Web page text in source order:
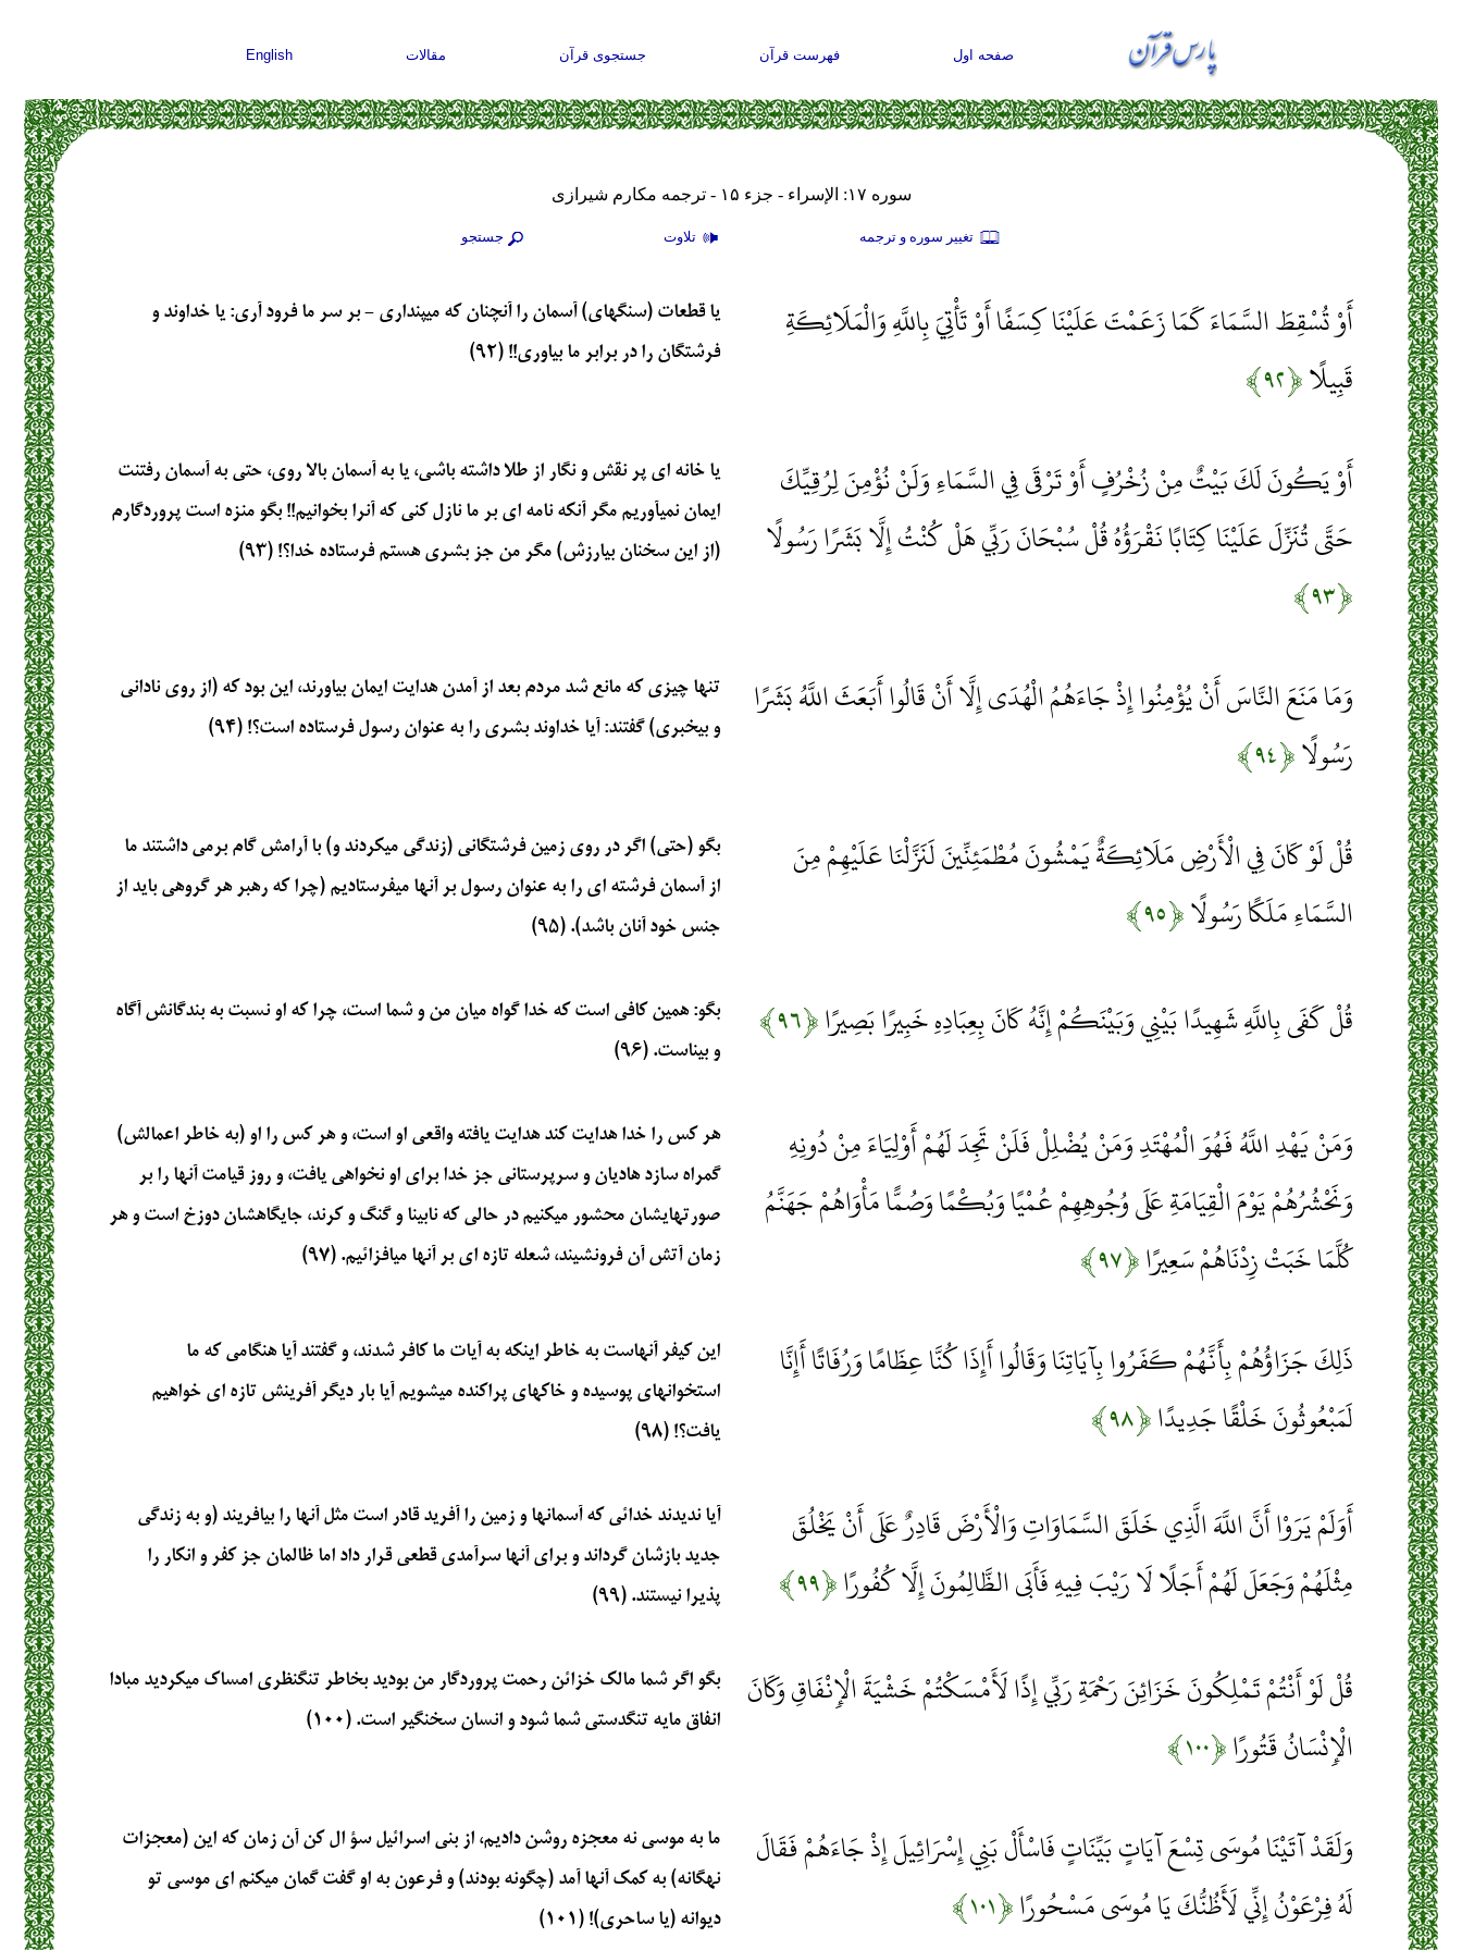
صفحه اول فهرست قرآن جستجوی قرآن مقالات English
سوره ۱۷: الإسراء - جزء ۱۵ - ترجمه مکارم شیرازی
تغيير سوره و ترجمه تلاوت جستجو
أَوْ تُسْقِطَ السَّمَاءَ كَمَا زَعَمْتَ عَلَيْنَا كِسَفًا أَوْ تَأْتِيَ بِاللَّهِ وَالْمَلَائِكَةِ
قَبِيلًا﴿۹۲﴾
يا قطعات (سنگهاي) آسمان را آنچنان كه مي‏پنداري - بر سر ما فرود آري: يا خداوند و
فرشتگان را در برابر ما بياوري!! (۹۲)
أَوْ يَكُونَ لَكَ بَيْتٌ مِنْ زُخْرُفٍ أَوْ تَرْقَى فِي السَّمَاءِ وَلَنْ نُؤْمِنَ لِرُقِيِّكَ
حَتَّى تُنَزِّلَ عَلَيْنَا كِتَابًا نَقْرَؤُهُ قُلْ سُبْحَانَ رَبِّي هَلْ كُنْتُ إِلَّا بَشَرًا رَسُولًا
﴿۹۳﴾
يا خانه‏ اي پر نقش و نگار از طلا داشته باشي، يا به آسمان بالا روي، حتي به آسمان رفتنت
ايمان نمي‏آوريم مگر آنكه نامه‏ اي بر ما نازل كني كه آنرا بخوانيم!! بگو منزه است پروردگارم
(از اين سخنان بيارزش) مگر من جز بشري هستم فرستاده خدا؟! (۹۳)
وَمَا مَنَعَ النَّاسَ أَنْ يُؤْمِنُوا إِذْ جَاءَهُمُ الْهُدَى إِلَّا أَنْ قَالُوا أَبَعَثَ اللَّهُ بَشَرًا
رَسُولًا﴿۹۴﴾
تنها چيزي كه مانع شد مردم بعد از آمدن هدايت ايمان بياورند، اين بود كه (از روي ناداني
و بيخبري) گفتند: آيا خداوند بشري را به عنوان رسول فرستاده است؟! (۹۴)
قُلْ لَوْ كَانَ فِي الْأَرْضِ مَلَائِكَةٌ يَمْشُونَ مُطْمَئِنِّينَ لَنَزَّلْنَا عَلَيْهِمْ مِنَ
السَّمَاءِ مَلَكًا رَسُولًا﴿۹۵﴾
بگو (حتي) اگر در روي زمين فرشتگاني (زندگي مي‏كردند و) با آرامش گام برمي داشتند ما
از آسمان فرشته‏ اي را به عنوان رسول بر آنها مي‏فرستاديم (چرا كه رهبر هر گروهي بايد از
جنس خود آنان باشد). (۹۵)
قُلْ كَفَى بِاللَّهِ شَهِيدًا بَيْنِي وَبَيْنَكُمْ إِنَّهُ كَانَ بِعِبَادِهِ خَبِيرًا بَصِيرًا﴿۹۶﴾
بگو: همين كافي است كه خدا گواه ميان من و شما است، چرا كه او نسبت به بندگانش آگاه
و بيناست. (۹۶)
وَمَنْ يَهْدِ اللَّهُ فَهُوَ الْمُهْتَدِ وَمَنْ يُضْلِلْ فَلَنْ تَجِدَ لَهُمْ أَوْلِيَاءَ مِنْ دُونِهِ
وَنَحْشُرُهُمْ يَوْمَ الْقِيَامَةِ عَلَى وُجُوهِهِمْ عُمْيًا وَبُكْمًا وَصُمًّا مَأْوَاهُمْ جَهَنَّمُ
كُلَّمَا خَبَتْ زِدْنَاهُمْ سَعِيرًا﴿۹۷﴾
هر كس را خدا هدايت كند هدايت يافته واقعي او است، و هر كس را او (به خاطر اعمالش)
گمراه سازد هاديان و سرپرستاني جز خدا براي او نخواهي يافت، و روز قيامت آنها را بر
صورتهايشان محشور ميكنيم در حالي كه نابينا و گنگ و كرند، جايگاهشان دوزخ است و هر
زمان آتش آن فرونشيند، شعله تازه‏ اي بر آنها مي‏افزائيم. (۹۷)
ذَلِكَ جَزَاؤُهُمْ بِأَنَّهُمْ كَفَرُوا بِآيَاتِنَا وَقَالُوا أَإِذَا كُنَّا عِظَامًا وَرُفَاتًا أَإِنَّا
لَمَبْعُوثُونَ خَلْقًا جَدِيدًا﴿۹۸﴾
اين كيفر آنهاست به خاطر اينكه به آيات ما كافر شدند، و گفتند آيا هنگامي كه ما
استخوانهاي پوسيده و خاكهاي پراكنده ميشويم آيا بار ديگر آفرينش تازه‏ اي خواهيم
يافت؟! (۹۸)
أَوَلَمْ يَرَوْا أَنَّ اللَّهَ الَّذِي خَلَقَ السَّمَاوَاتِ وَالْأَرْضَ قَادِرٌ عَلَى أَنْ يَخْلُقَ
مِثْلَهُمْ وَجَعَلَ لَهُمْ أَجَلًا لَا رَيْبَ فِيهِ فَأَبَى الظَّالِمُونَ إِلَّا كُفُورًا﴿۹۹﴾
آيا نديدند خدائي كه آسمانها و زمين را آفريد قادر است مثل آنها را بيافريند (و به زندگي
جديد بازشان گرداند و براي آنها سرآمدي قطعي قرار داد اما ظالمان جز كفر و انكار را
پذيرا نيستند. (۹۹)
قُلْ لَوْ أَنْتُمْ تَمْلِكُونَ خَزَائِنَ رَحْمَةِ رَبِّي إِذًا لَأَمْسَكْتُمْ خَشْيَةَ الْإِنْفَاقِ وَكَانَ
الْإِنْسَانُ قَتُورًا﴿۱۰۰﴾
بگو اگر شما مالك خزائن رحمت پروردگار من بوديد بخاطر تنگنظري امساك مي‏كرديد مبادا
انفاق مايه تنگدستي شما شود و انسان سخنگير است. (۱۰۰)
وَلَقَدْ آتَيْنَا مُوسَى تِسْعَ آيَاتٍ بَيِّنَاتٍ فَاسْأَلْ بَنِي إِسْرَائِيلَ إِذْ جَاءَهُمْ فَقَالَ
لَهُ فِرْعَوْنُ إِنِّي لَأَظُنُّكَ يَا مُوسَى مَسْحُورًا﴿۱۰۱﴾
ما به موسي نه معجزه روشن داديم، از بني اسرائيل سؤ ال كن آن زمان كه اين (معجزات
نهگانه) به كمك آنها آمد (چگونه بودند) و فرعون به او گفت گمان مي‏كنم اي موسي تو
ديوانه (يا ساحري)! (۱۰۱)